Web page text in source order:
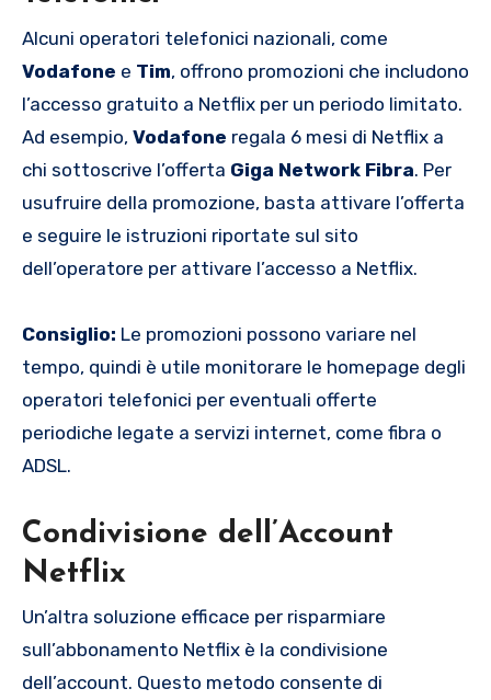
Alcuni operatori telefonici nazionali, come
Vodafone e Tim, offrono promozioni che includono
l’accesso gratuito a Netflix per un periodo limitato.
Ad esempio, Vodafone regala 6 mesi di Netflix a
chi sottoscrive l’offerta Giga Network Fibra. Per
usufruire della promozione, basta attivare l’offerta
e seguire le istruzioni riportate sul sito
dell’operatore per attivare l’accesso a Netflix.
Consiglio: Le promozioni possono variare nel
tempo, quindi è utile monitorare le homepage degli
operatori telefonici per eventuali offerte
periodiche legate a servizi internet, come fibra o
ADSL.
Condivisione dell’Account
Netflix
Un’altra soluzione efficace per risparmiare
sull’abbonamento Netflix è la condivisione
dell’account. Questo metodo consente di